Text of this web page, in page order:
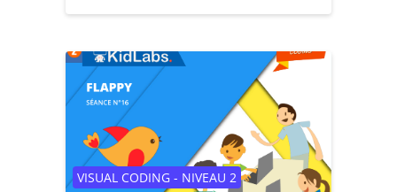
Catégorie de cours
VISUAL CODING - NIVEAU 2